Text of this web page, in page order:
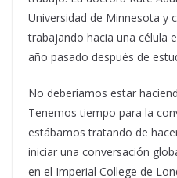
Universidad de Minnesota y
trabajando hacia una célula
año pasado después de
No deberíamos estar
Tenemos tiempo para la
estábamos tratando de
iniciar una conversación
en el Imperial College de